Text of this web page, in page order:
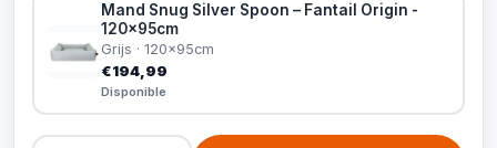
Mand Snug Silver Spoon – Fantail Origin -
120x95cm
Grijs · 120x95cm
€194,99
Disponible